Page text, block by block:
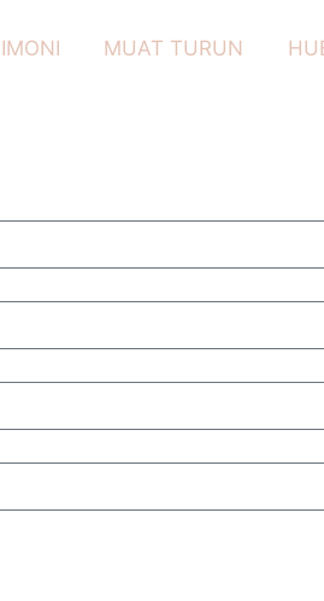
MUAT TURUN